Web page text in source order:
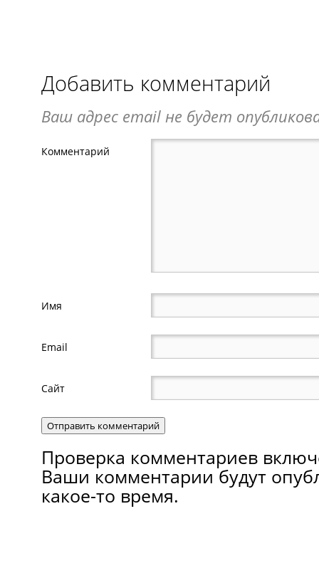
Добавить комментарий
Ваш адрес email не будет
Комментарий
Имя
Email
Сайт
Проверка комментариев
Ваши комментарии будут
какое-то время.